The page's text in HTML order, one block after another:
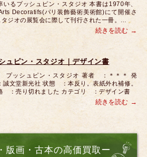
いるプッシュピン・スタジオ 本書は1970年、
Decoratifs(パリ装飾藝術美術館)にて開催さ
ジオの展覧会に際して刊行された一冊。…
続きを読む
ュピン・スタジオ｜デザイン書
ッシュピン・スタジオ 著者 ：＊＊＊ 発
文堂新光社 状態 ：本反り。表紙外れ補修。
：売り切れました カテゴリ ：デザイン書
続きを読む
版画・古本の高価買取ー